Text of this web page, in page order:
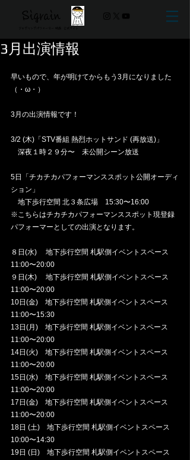
Sigrain
3月出演情報
早いもので、年が明けてからもう3月になりました
（・ω・）
3月の出演情報です！
3/2 (木)「STV番組 熱烈ホットサンド (再放送)」
深夜１時２９分〜　未公開シーン放送
5日「チカチカパフォーマンススポット公開オーディ
ション」
地下歩行空間 北３条広場　15:30〜16:00
※こちらはチカチカパフォーマンススポット現登録
パフォーマーとしての出演となります。
８日(水)　 地下歩行空間 札駅側イベントスペース
11:00〜20:00
９日(木)　 地下歩行空間 札駅側イベントスペース
11:00〜20:00
10日(金)　地下歩行空間 札駅側イベントスペース
11:00〜15:30
13日(月)　地下歩行空間 札駅側イベントスペース
11:00〜20:00
14日(火)　地下歩行空間 札駅側イベントスペース
11:00〜20:00
15日(水)　地下歩行空間 札駅側イベントスペース
11:00〜20:00
17日(金)　地下歩行空間 札駅側イベントスペース
11:00〜20:00
18日 (土)　地下歩行空間 札駅側イベントスペース
10:00〜14:30
19日 (日)　地下歩行空間 札駅側イベントスペース